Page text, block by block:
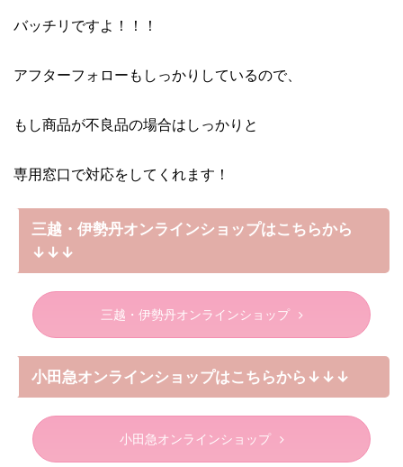
バッチリですよ！！！
アフターフォローもしっかりしているので、
もし商品が不良品の場合はしっかりと
専用窓口で対応をしてくれます！
三越・伊勢丹オンラインショップはこちらから
↓↓↓
三越・伊勢丹オンラインショップ
小田急オンラインショップはこちらから↓↓↓
小田急オンラインショップ